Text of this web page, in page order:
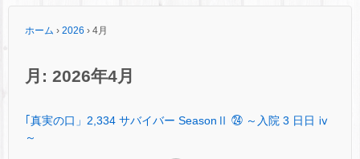
ホーム › 2026 › 4月
月: 2026年4月
｢真実の口」2,334 サバイバー SeasonⅡ ㉔ ～入院 3 日日 ⅳ
～